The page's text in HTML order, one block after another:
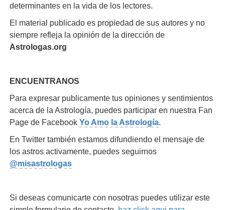
determinantes en la vida de los lectores.
El material publicado es propiedad de sus autores y no
siempre refleja la opinión de la dirección de
Astrologas.org
ENCUENTRANOS
Para expresar publicamente tus opiniones y sentimientos
acerca de la Astrología, puedes participar en nuestra Fan
Page de Facebook Yo Amo la Astrología.
En Twitter también estamos difundiendo el mensaje de
los astros activamente, puedes seguirnos
@misastrologas
Si deseas comunicarte con nosotras puedes utilizar este